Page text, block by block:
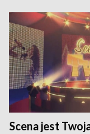
Scena jest